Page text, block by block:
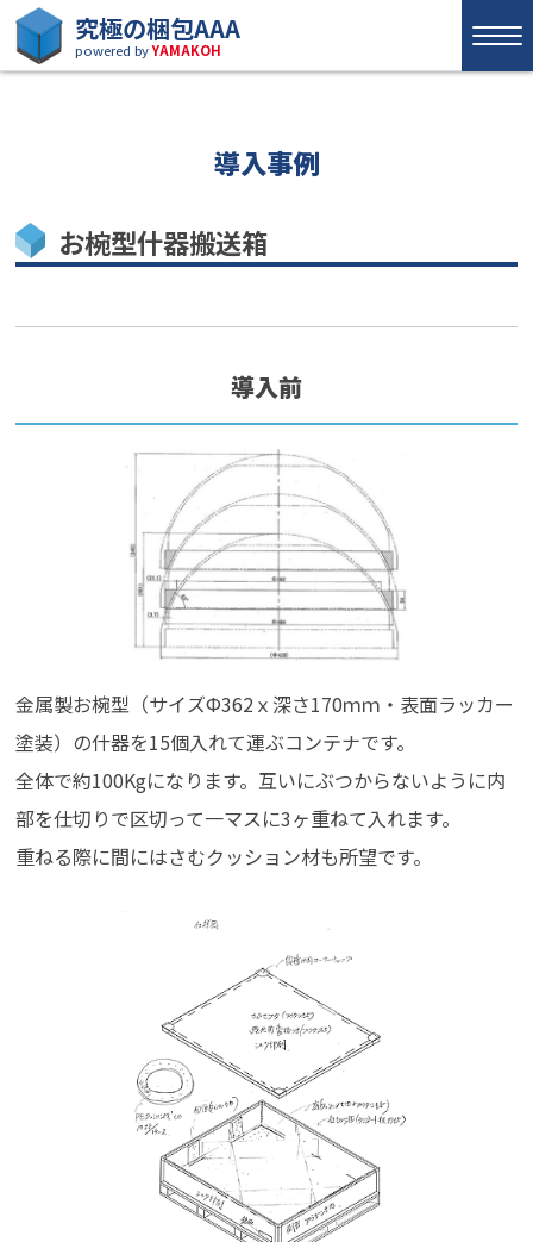
究極の梱包AAA
powered byYAMAKOH
導入事例
お椀型什器搬送箱
導入前
金属製お椀型（サイズФ362ｘ深さ170ｍｍ・表面ラッカー
塗装）の什器を15個入れて運ぶコンテナです。
全体で約100Kgになります。互いにぶつからないように内
部を仕切りで区切って一マスに3ヶ重ねて入れます。
重ねる際に間にはさむクッション材も所望です。